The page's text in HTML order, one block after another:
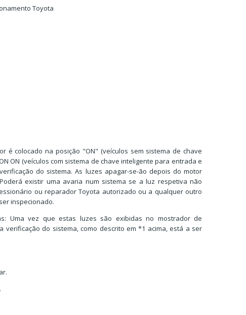
Toyota
é colocado na posição "ON" (veículos sem sistema de chave
ON (veículos com sistema de chave inteligente para entrada e
do sistema. As luzes apagar-se-ão depois do motor
existir uma avaria num sistema se a luz respetiva não
ou reparador Toyota autorizado ou a qualquer outro
inspecionado.
Uma vez que estas luzes são exibidas no mostrador de
do sistema, como descrito em *1 acima, está a ser